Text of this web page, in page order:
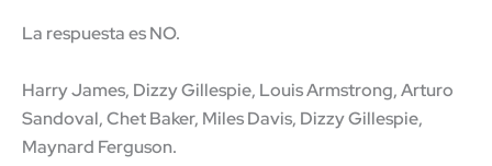
La respuesta es NO.
Harry James, Dizzy Gillespie, Louis Armstrong, Arturo
Sandoval, Chet Baker, Miles Davis, Dizzy Gillespie,
Maynard Ferguson.